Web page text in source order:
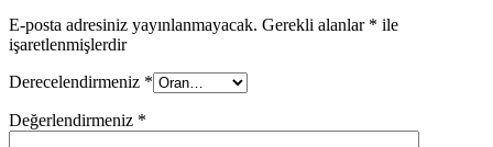
E-posta adresiniz yayınlanmayacak. Gerekli alanlar * ile
işaretlenmişlerdir
Derecelendirmeniz *
Değerlendirmeniz *